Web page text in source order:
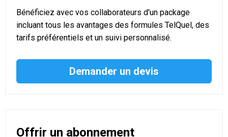
Bénéficiez avec vos collaborateurs d'un package
incluant tous les avantages des formules TelQuel, des
tarifs préférentiels et un suivi personnalisé.
Demander un devis
Offrir un abonnement